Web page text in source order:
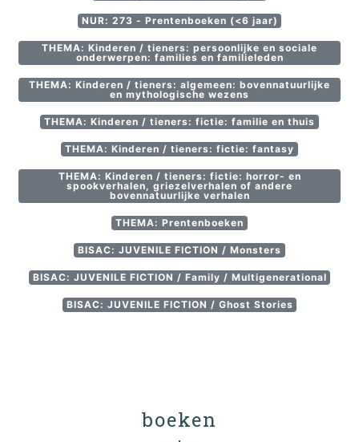
NUR: 273 - Prentenboeken (<6 jaar)
THEMA: Kinderen / tieners: persoonlijke en sociale
onderwerpen: families en familieleden
THEMA: Kinderen / tieners: algemeen: bovennatuurlijke
en mythologische wezens
THEMA: Kinderen / tieners: fictie: familie en thuis
THEMA: Kinderen / tieners: fictie: fantasy
THEMA: Kinderen / tieners: fictie: horror- en
spookverhalen, griezelverhalen of andere
bovennatuurlijke verhalen
THEMA: Prentenboeken
BISAC: JUVENILE FICTION / Monsters
BISAC: JUVENILE FICTION / Family / Multigenerational
BISAC: JUVENILE FICTION / Ghost Stories
boeken